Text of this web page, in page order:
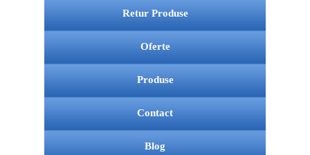
Retur Produse
Oferte
Produse
Contact
Blog